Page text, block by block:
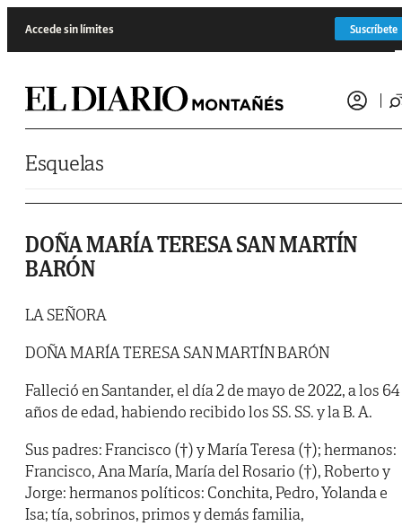
Accede sin límites Suscríbete
Esquelas
DOÑA MARÍA TERESA SAN MARTÍN
BARÓN
LA SEÑORA
DOÑA MARÍA TERESA SAN MARTÍN BARÓN
Falleció en Santander, el día 2 de mayo de 2022, a los 64
años de edad, habiendo recibido los SS. SS. y la B. A.
Sus padres: Francisco (†) y María Teresa (†); hermanos:
Francisco, Ana María, María del Rosario (†), Roberto y
Jorge: hermanos políticos: Conchita, Pedro, Yolanda e
Isa; tía, sobrinos, primos y demás familia,